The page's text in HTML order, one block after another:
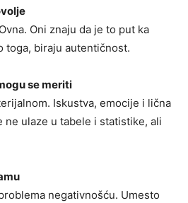
Oni znaju da je to put ka
toga, biraju autentičnost.
se meriti
Iskustva, emocije i lična
ne ulaze u tabele i statistike, ali
negativnošću. Umesto